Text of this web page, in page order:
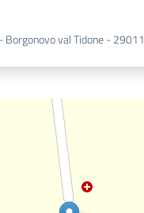
Borgonovo val Tidone - 29011